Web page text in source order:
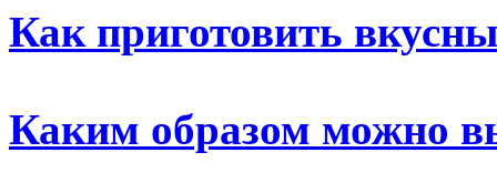
Как приготовить
Каким образом можно